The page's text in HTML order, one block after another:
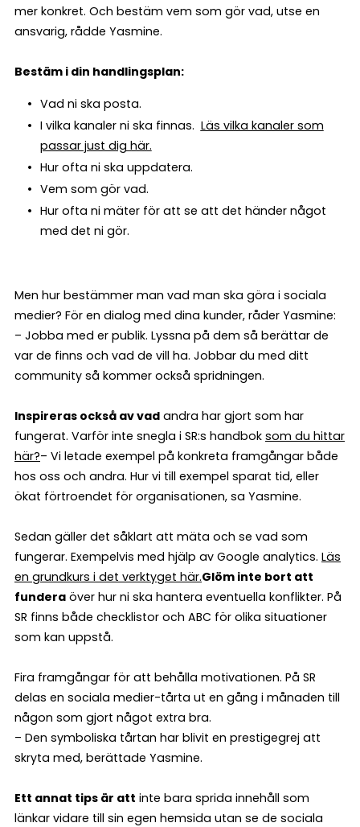
mer konkret. Och bestäm vem som gör vad, utse en
ansvarig, rådde Yasmine.
Bestäm i din handlingsplan:
Vad ni ska posta.
I vilka kanaler ni ska finnas. Läs vilka kanaler som
passar just dig här.
Hur ofta ni ska uppdatera.
Vem som gör vad.
Hur ofta ni mäter för att se att det händer något
med det ni gör.
Men hur bestämmer man vad man ska göra i sociala
medier? För en dialog med dina kunder, råder Yasmine:
– Jobba med er publik. Lyssna på dem så berättar de
var de finns och vad de vill ha. Jobbar du med ditt
community så kommer också spridningen.
Inspireras också av vad andra har gjort som har
fungerat. Varför inte snegla i SR:s handbok som du hittar
här?– Vi letade exempel på konkreta framgångar både
hos oss och andra. Hur vi till exempel sparat tid, eller
ökat förtroendet för organisationen, sa Yasmine.
Sedan gäller det såklart att mäta och se vad som
fungerar. Exempelvis med hjälp av Google analytics. Läs
en grundkurs i det verktyget här.Glöm inte bort att
fundera över hur ni ska hantera eventuella konflikter. På
SR finns både checklistor och ABC för olika situationer
som kan uppstå.
Fira framgångar för att behålla motivationen. På SR
delas en sociala medier-tårta ut en gång i månaden till
någon som gjort något extra bra.
– Den symboliska tårtan har blivit en prestigegrej att
skryta med, berättade Yasmine.
Ett annat tips är att inte bara sprida innehåll som
länkar vidare till sin egen hemsida utan se de sociala